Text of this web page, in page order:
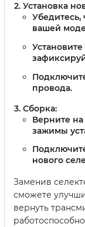
Установка
Убедитесь,
вашей
провода.
Сборка:
Верните на
зажимы
нового
Заменив
сможете
вернуть